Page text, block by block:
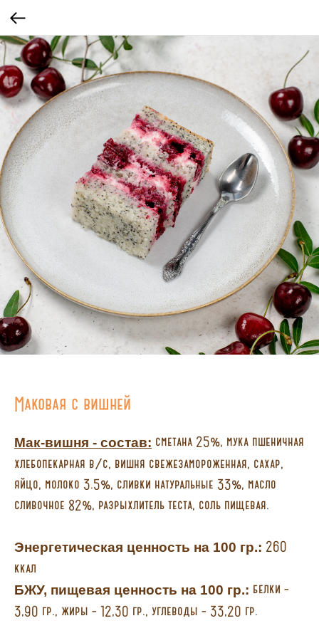
Маковая с вишней
Мак-вишня - состав: сметана 25%, мука пшеничная
хлебопекарная в/с, вишня свежезамороженная, сахар,
яйцо, молоко 3.5%, сливки натуральные 33%, масло
сливочное 82%, разрыхлитель теста, соль пищевая.
Энергетическая ценность на 100 гр.: 260
ккал
БЖУ, пищевая ценность на 100 гр.: белки –
3,90 гр., жиры – 12,30 гр., углеводы – 33,20 гр.